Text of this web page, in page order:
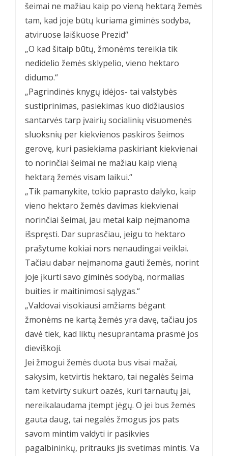
šeimai ne mažiau kaip po vieną hektarą žemės
tam, kad joje būtų kuriama giminės sodyba,
atviruose laiškuose Prezid“
„O kad šitaip būtų, žmonėms tereikia tik
nedidelio žemės sklypelio, vieno hektaro
didumo.“
„Pagrindinės knygų idėjos- tai valstybės
sustiprinimas, pasiekimas kuo didžiausios
santarvės tarp įvairių socialinių visuomenės
sluoksnių per kiekvienos paskiros šeimos
gerovę, kuri pasiekiama paskiriant kiekvienai
to norinčiai šeimai ne mažiau kaip vieną
hektarą žemės visam laikui.“
„Tik pamanykite, tokio paprasto dalyko, kaip
vieno hektaro žemės davimas kiekvienai
norinčiai šeimai, jau metai kaip neįmanoma
išspręsti. Dar suprasčiau, jeigu to hektaro
prašytume kokiai nors nenaudingai veiklai.
Tačiau dabar neįmanoma gauti žemės, norint
joje įkurti savo giminės sodybą, normalias
buities ir maitinimosi sąlygas.“
„Valdovai visokiausi amžiams bėgant
žmonėms ne kartą žemės yra davę, tačiau jos
davė tiek, kad liktų nesuprantama prasmė jos
dieviškoji.
Jei žmogui žemės duota bus visai mažai,
sakysim, ketvirtis hektaro, tai negalės šeima
tam ketvirty sukurt oazės, kuri tarnautų jai,
nereikalaudama įtempt jėgų. O jei bus žemės
gauta daug, tai negalės žmogus jos pats
savom mintim valdyti ir pasikvies
pagalbininkų, pritrauks jis svetimas mintis. Va